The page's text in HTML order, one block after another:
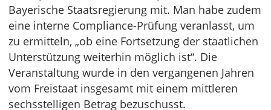
Bayerische Staatsregierung mit. Man habe zudem
eine interne Compliance-Prüfung veranlasst, um
zu ermitteln, „ob eine Fortsetzung der staatlichen
Unterstützung weiterhin möglich ist“. Die
Veranstaltung wurde in den vergangenen Jahren
vom Freistaat insgesamt mit einem mittleren
sechsstelligen Betrag bezuschusst.